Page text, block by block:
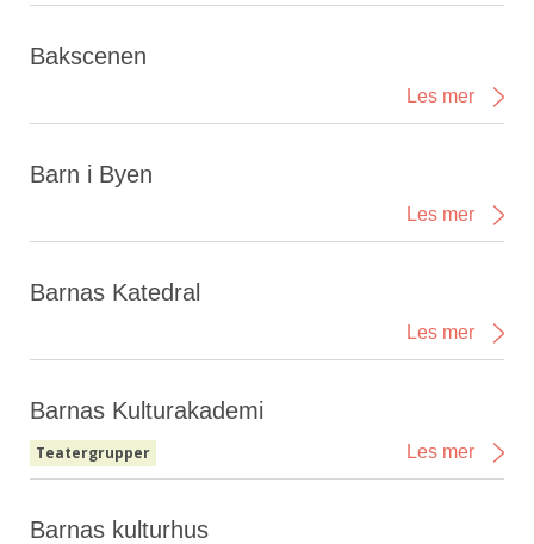
Bakscenen
Les mer
Barn i Byen
Les mer
Barnas Katedral
Les mer
Barnas Kulturakademi
Teatergrupper Les mer
Barnas kulturhus